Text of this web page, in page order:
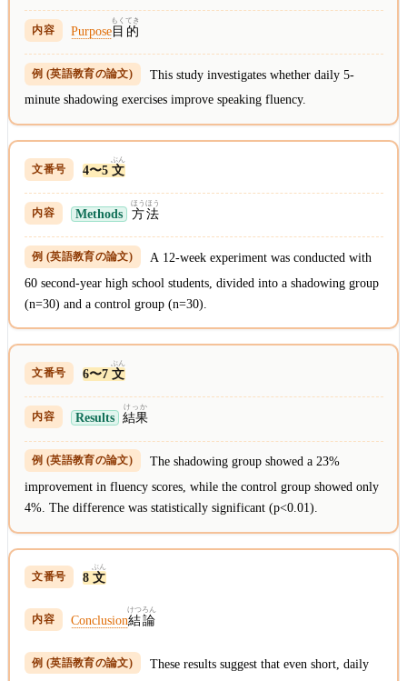
Purpose 目的
もくてき
This study investigates whether daily 5-
minute shadowing exercises improve speaking fluency.
4〜5 文
ぶん
Methods 方法
ほうほう
A 12-week experiment was conducted with
60 second-year high school students, divided into a shadowing group
(n=30) and a control group (n=30).
6〜7 文
ぶん
Results 結果
けっか
The shadowing group showed a 23%
improvement in fluency scores, while the control group showed only
4%. The difference was statistically significant (p<0.01).
8 文
ぶん
Conclusion結論
けつろん
These results suggest that even short, daily